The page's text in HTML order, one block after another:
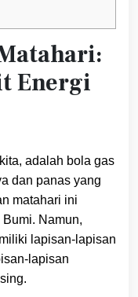
Energi
adalah bola gas
dan panas yang
matahari ini
Namun,
lapisan-lapisan
lapisan